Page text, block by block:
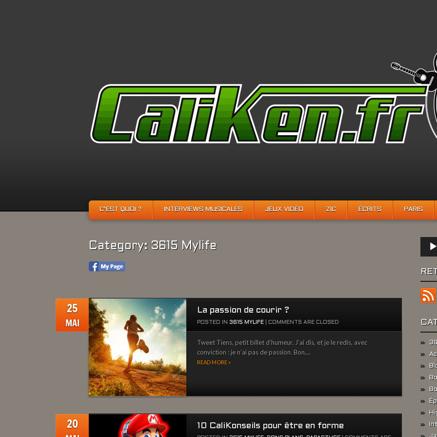
C’EST QUOI ? INTERVIEWS MUSICALES JEUX VIDÉO ZIC ÉCRITS PARIS
Category: 3615 Mylife
25
MAI
La passion de courir ?
POSTED IN 3615 MYLIFE COMMENTS ARE CLOSED
Tweet Tiens, petit billet d’humeur. J’ai dis, et je le redis, avec
conviction : je n’ai pas de passion. Bon,...
READ MORE »
20 10 CaliKonseils pour être en forme
audio